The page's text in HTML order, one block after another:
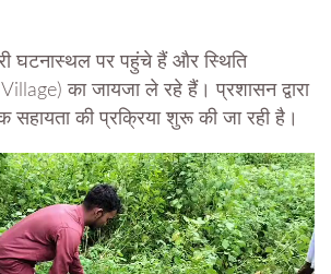
घटनास्थल पर पहुंचे हैं और स्थिति
का जायजा ले रहे हैं। प्रशासन द्वारा
की प्रक्रिया शुरू की जा रही है।